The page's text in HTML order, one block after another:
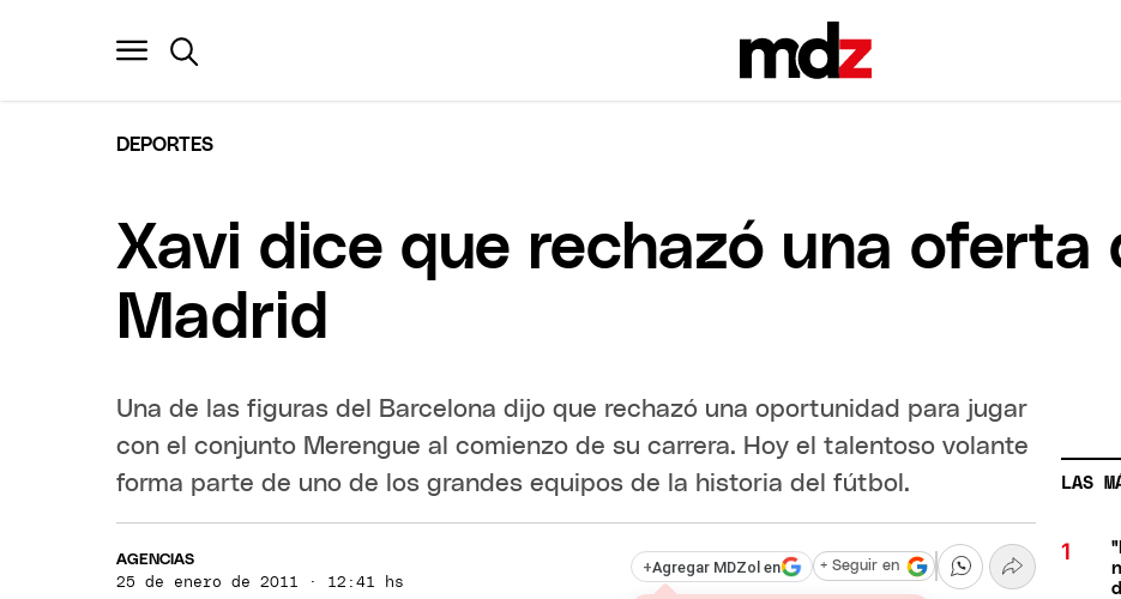
DEPORTES
Xavi dice que rechazó una oferta
Madrid
Una de las figuras del Barcelona dijo que rechazó una oportunidad para jugar
con el conjunto Merengue al comienzo de su carrera. Hoy el talentoso volante
forma parte de uno de los grandes equipos de la historia del fútbol.
AGENCIAS
25 de enero de 2011 · 12:41 hs
+Agregar MDZol en + Seguir en
LAS